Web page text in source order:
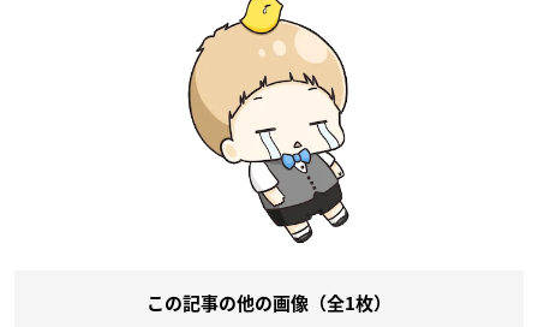
この記事の他の画像（全1枚）